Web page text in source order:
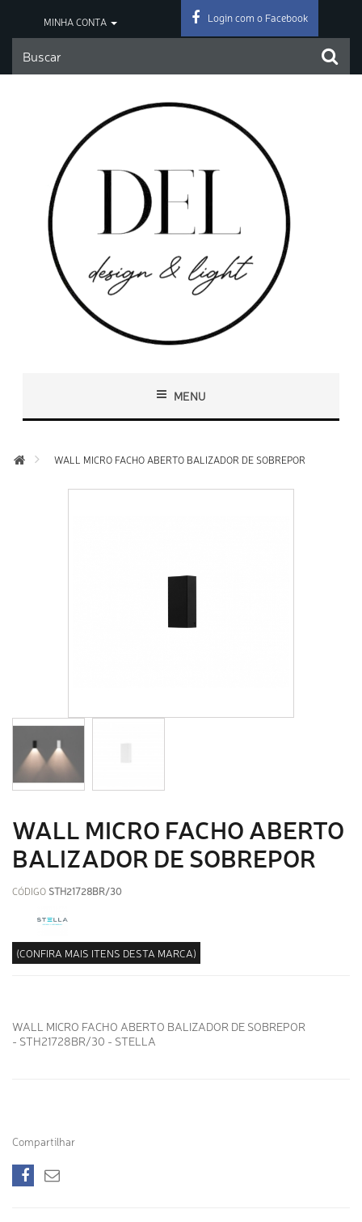
MINHA CONTA Login com o Facebook
MENU
WALL MICRO FACHO ABERTO BALIZADOR DE SOBREPOR
WALL MICRO FACHO ABERTO
BALIZADOR DE SOBREPOR
CÓDIGO STH21728BR/30
(CONFIRA MAIS ITENS DESTA MARCA)
WALL MICRO FACHO ABERTO BALIZADOR DE SOBREPOR
- STH21728BR/30 - STELLA
Compartilhar